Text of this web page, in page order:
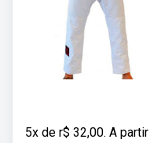
5x de r$ 32,00. A